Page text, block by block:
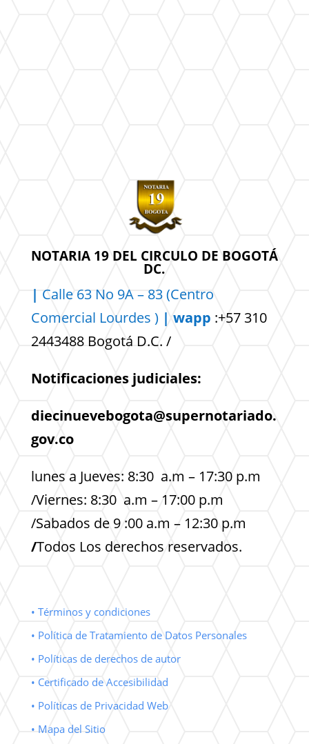
NOTARIA 19 DEL CIRCULO DE BOGOTÁ
DC.
| Calle 63 No 9A – 83 (Centro
Comercial Lourdes ) | wapp :+57 310
2443488 Bogotá D.C. /
Notificaciones judiciales:
diecinuevebogota@supernotariado.
gov.co
lunes a Jueves: 8:30 a.m – 17:30 p.m
/Viernes: 8:30 a.m – 17:00 p.m
/Sabados de 9 :00 a.m – 12:30 p.m
/Todos Los derechos reservados.
• Términos y condiciones
• Política de Tratamiento de Datos Personales
• Políticas de derechos de autor
• Certificado de Accesibilidad
• Políticas de Privacidad Web
• Mapa del Sitio